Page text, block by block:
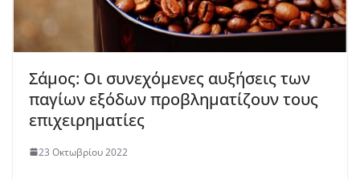
Σάμος: Οι συνεχόμενες αυξήσεις των
παγίων εξόδων προβληματίζουν τους
επιχειρηματίες
23 Οκτωβρίου 2022